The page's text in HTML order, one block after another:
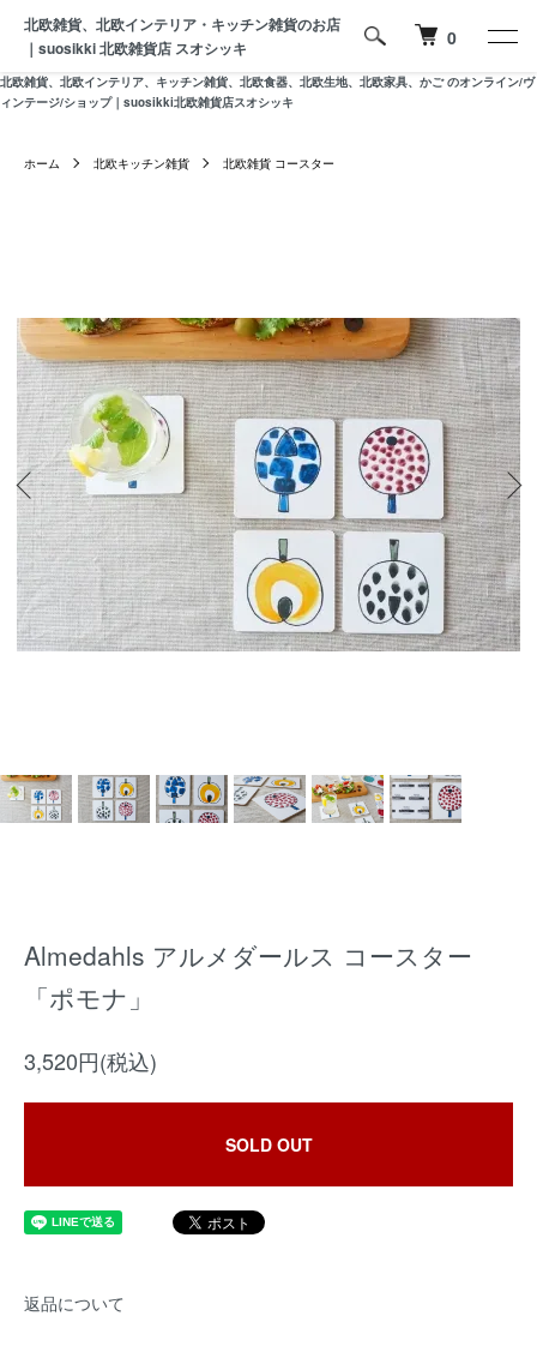
北欧雑貨、北欧インテリア、キッチン雑貨、北欧食器、北欧生地、北欧家具、かご のオンライン/ヴ
ィンテージ/ショップ｜suosikki北欧雑貨店スオシッキ
北欧雑貨、北欧インテリア・キッチン雑貨のお店
｜suosikki 北欧雑貨店 スオシッキ
0
ホーム 北欧キッチン雑貨 北欧雑貨 コースター
Almedahls アルメダールス コースター
「ポモナ」
3,520円(税込)
SOLD OUT
返品について